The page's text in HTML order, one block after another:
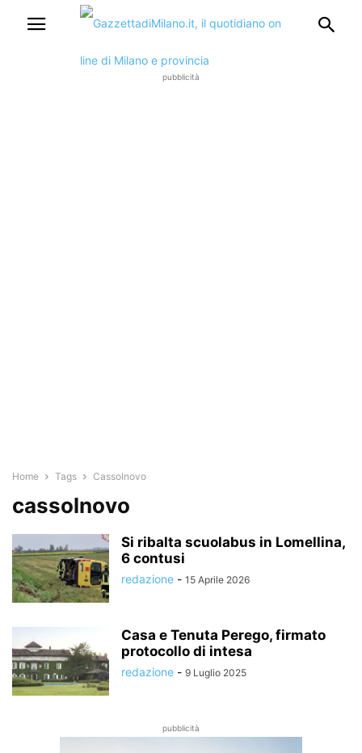
pubblicità
Home Tags Cassolnovo
cassolnovo
Si ribalta scuolabus in Lomellina,
6 contusi
redazione - 15 Aprile 2026
Casa e Tenuta Perego, firmato
protocollo di intesa
redazione - 9 Luglio 2025
pubblicità